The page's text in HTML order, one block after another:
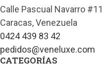
Calle Pascual Navarro #11
Caracas, Venezuela
0424 439 83 42
pedidos@veneluxe.com
CATEGORÍAS